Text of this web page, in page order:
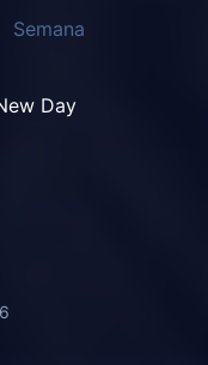
Semana
Day